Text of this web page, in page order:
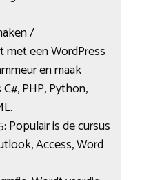
/
met een WordPress
en maak
PHP, Python,
Populair is de cursus
Access, Word